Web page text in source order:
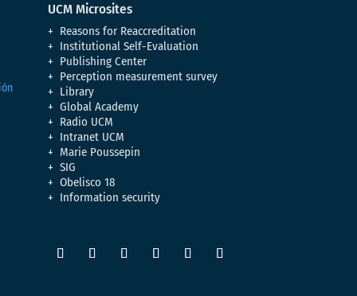
UCM Microsites
Reasons for Reaccreditation
Institutional Self-Evaluation
Publishing Center
Perception measurement survey
Library
Global Academy
Radio UCM
Intranet UCM
Marie Poussepin
SIG
Obelisco 18
Information security